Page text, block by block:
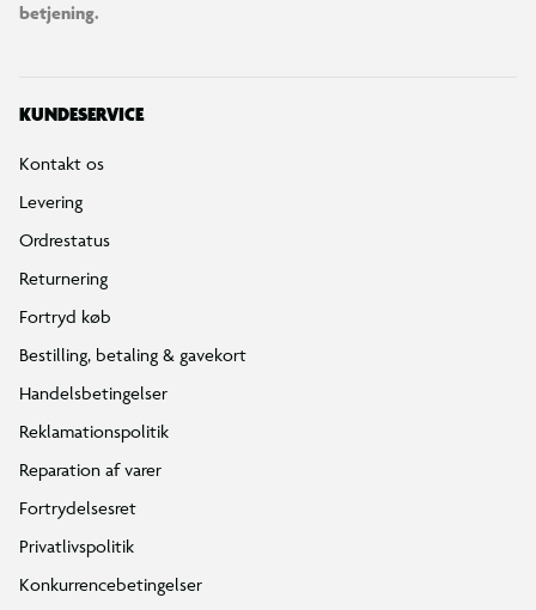
betjening.
KUNDESERVICE
Kontakt os
Levering
Ordrestatus
Returnering
Fortryd køb
Bestilling, betaling & gavekort
Handelsbetingelser
Reklamationspolitik
Reparation af varer
Fortrydelsesret
Privatlivspolitik
Konkurrencebetingelser